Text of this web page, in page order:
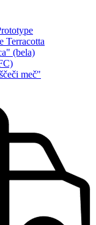
Terracotta
(bela)
meč"